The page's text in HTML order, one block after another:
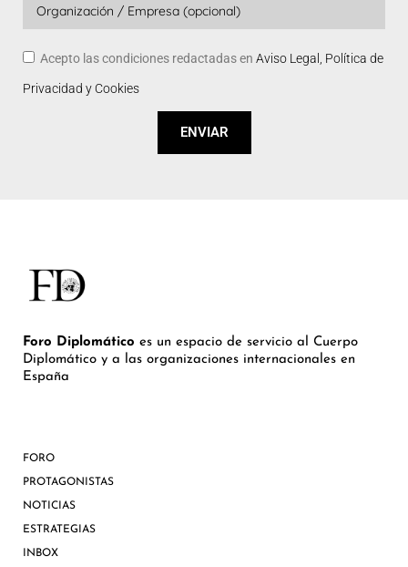
Acepto las condiciones redactadas en Aviso Legal, Política de
Privacidad y Cookies
ENVIAR
Foro Diplomático es un espacio de servicio al Cuerpo
Diplomático y a las organizaciones internacionales en
España
FORO
PROTAGONISTAS
NOTICIAS
ESTRATEGIAS
INBOX